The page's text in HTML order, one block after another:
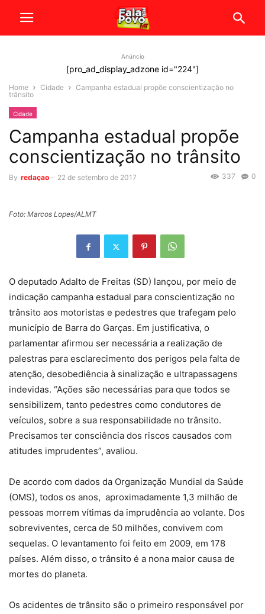
Anúncio
[pro_ad_display_adzone id="224"]
Home Cidade
Campanha estadual propõe conscientização no
trânsito
Cidade
Campanha estadual propõe
conscientização no trânsito
By redaçao - 22 de setembro de 2017 0
337
Foto: Marcos Lopes/ALMT
O deputado Adalto de Freitas (SD) lançou, por meio de
indicação campanha estadual para conscientização no
trânsito aos motoristas e pedestres que trafegam pelo
município de Barra do Garças. Em justificativa, o
parlamentar afirmou ser necessária a realização de
palestras para esclarecimento dos perigos pela falta de
atenção, desobediência à sinalização e ultrapassagens
indevidas. “Ações são necessárias para que todos se
sensibilizem, tanto pedestres como condutores de
veículos, sobre a sua responsabilidade no trânsito.
Precisamos ter consciência dos riscos causados com
atitudes imprudentes”, avaliou.
De acordo com dados da Organização Mundial da Saúde
(OMS), todos os anos, aproximadamente 1,3 milhão de
pessoas morrem vítimas da imprudência ao volante. Dos
sobreviventes, cerca de 50 milhões, convivem com
sequelas. O levantamento foi feito em 2009, em 178
países. Além disso, o trânsito é a nona maior causa de
mortes do planeta.
Os acidentes de trânsito são o primeiro responsável por